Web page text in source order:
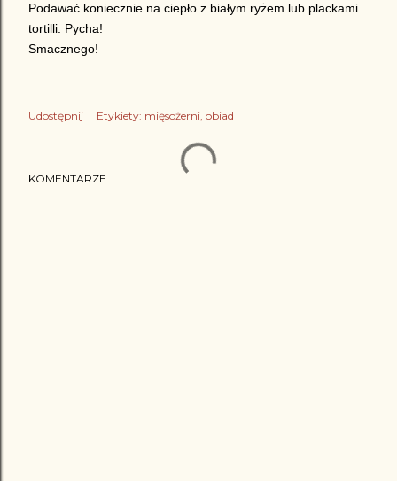
Podawać koniecznie na ciepło z białym ryżem lub plackami
tortilli. Pycha!
Smacznego!
Udostępnij Etykiety: mięsożerni obiad
KOMENTARZE